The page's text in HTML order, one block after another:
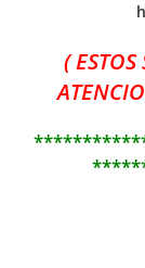
(